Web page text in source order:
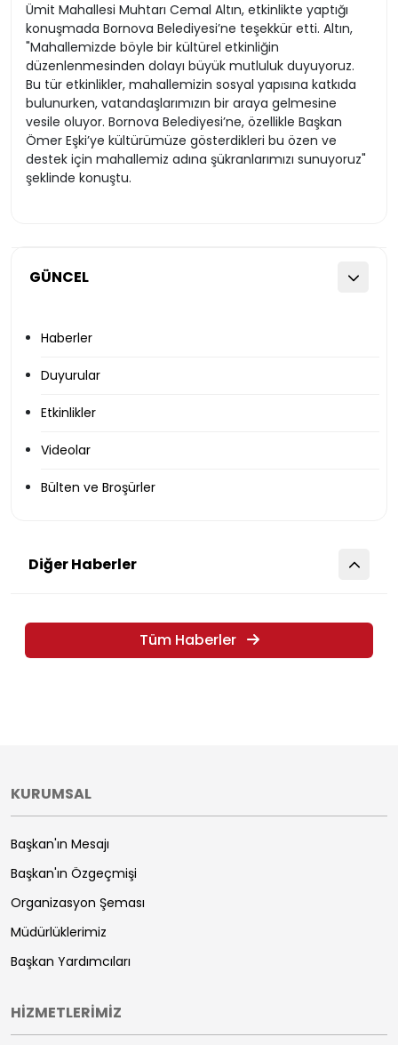
GÜNCEL
Haberler
Duyurular
Etkinlikler
Videolar
Bülten ve Broşürler
Ümit Mahallesi Muhtarı Cemal Altın, etkinlikte yaptığı
konuşmada Bornova Belediyesi’ne teşekkür etti. Altın,
"Mahallemizde böyle bir kültürel etkinliğin
düzenlenmesinden dolayı büyük mutluluk duyuyoruz.
Bu tür etkinlikler, mahallemizin sosyal yapısına katkıda
bulunurken, vatandaşlarımızın bir araya gelmesine
vesile oluyor. Bornova Belediyesi’ne, özellikle Başkan
Ömer Eşki’ye kültürümüze gösterdikleri bu özen ve
destek için mahallemiz adına şükranlarımızı sunuyoruz"
şeklinde konuştu.
Diğer Haberler
Tüm Haberler
KURUMSAL
Başkan'ın Mesajı
Başkan'ın Özgeçmişi
Organizasyon Şeması
Müdürlüklerimiz
Başkan Yardımcıları
HİZMETLERİMİZ